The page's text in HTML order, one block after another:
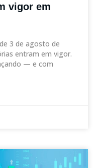
vigor em
3 de agosto de
entram em vigor.
— e com